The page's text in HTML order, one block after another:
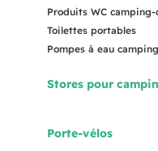
Produits WC camping-
Toilettes portables
Pompes à eau
Stores pour
Porte-vélos